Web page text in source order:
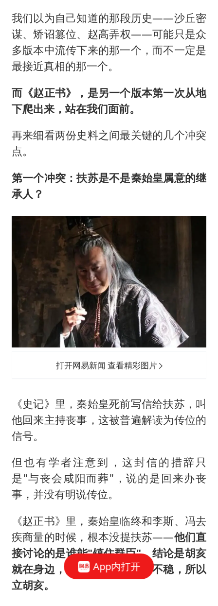
我们以为自己知道的那段历史——沙丘密
谋、矫诏篡位、赵高弄权——可能只是众
多版本中流传下来的那一个，而不一定是
最接近真相的那一个。
而《赵正书》，是另一个版本第一次从地
下爬出来，站在我们面前。
再来细看两份史料之间最关键的几个冲突
点。
第一个冲突：扶苏是不是秦始皇属意的继
承人？
打开网易新闻 查看精彩图片
《史记》里，秦始皇死前写信给扶苏，叫
他回来主持丧事，这被普遍解读为传位的
信号。
但也有学者注意到，这封信的措辞只
是"与丧会咸阳而葬"，说的是回来办丧
事，并没有明说传位。
《赵正书》里，秦始皇临终和李斯、冯去
疾商量的时候，根本没提扶苏——他们直
接讨论的是谁能"镇住群臣"，结论是胡亥
就在身边，扶苏在边疆，局势不稳，所以
立胡亥。
App内打开